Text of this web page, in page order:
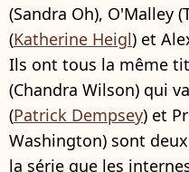
(Sandra Oh), O'Malley
(Katherine Heigl) et
Ils ont tous la même
(Chandra Wilson) qui
(Patrick Dempsey) et
Washington) sont
la série que les